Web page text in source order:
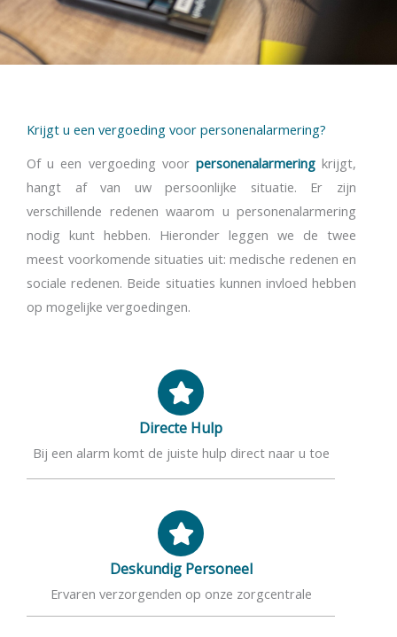
Krijgt u een vergoeding voor personenalarmering?
Of u een vergoeding voor personenalarmeringkrijgt,
hangt af van uw persoonlijke situatie. Er zijn
verschillende redenen waarom u personenalarmering
nodig kunt hebben. Hieronder leggen we de twee
meest voorkomende situaties uit: medische redenen en
sociale redenen. Beide situaties kunnen invloed hebben
op mogelijke vergoedingen.
Directe Hulp
Bij een alarm komt de juiste hulp direct naar u toe
Deskundig Personeel
Ervaren verzorgenden op onze zorgcentrale